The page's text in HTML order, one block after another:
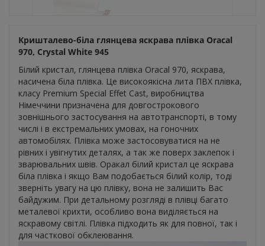
Кришталево-біла глянцева яскрава плівка Oracal
970, Crystal White 945
Білий кристал, глянцева плівка Oracal 970, яскрава,
насичена біла плівка. Це високоякісна лита ПВХ плівка,
класу Premium Special Effet Cast, виробництва
Німеччини призначена для довгострокового
зовнішнього застосування на автотранспорті, в тому
числі і в екстремальних умовах, на гоночних
автомобілях. Плівка може застосовуватися на не
рівних і увігнутих деталях, а так же поверх заклепок і
зварювальних швів. Оракал білий кристал це яскрава
біла плівка і якщо Вам подобається білий колір, тоді
зверніть увагу на цю плівку, вона не залишить Вас
байдужим. При детальному розгляді в плівці багато
металевої крихти, особливо вона виділяється на
яскравому світлі. Плівка підходить як для повної, так і
для часткової обклеювання.